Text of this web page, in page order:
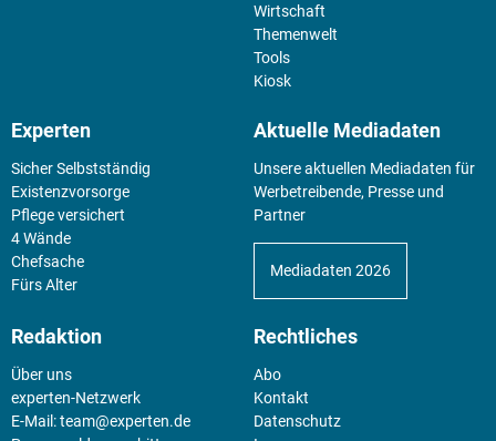
Wirtschaft
Themenwelt
Tools
Kiosk
Experten
Sicher Selbstständig
Existenz­vorsorge
Pflege versichert
4 Wände
Chefsache
Fürs Alter
Aktuelle Mediadaten
Unsere aktuellen Mediadaten für
Werbetreibende, Presse und
Partner
Mediadaten 2026
Redaktion
Über uns
experten-Netzwerk
E-Mail:team@experten.de
Rechtliches
Abo
Kontakt
Datenschutz